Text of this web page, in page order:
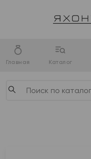
Главная Каталог